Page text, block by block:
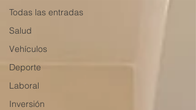
Todas las entradas
Salud
Vehículos
Deporte
Laboral
Inversión